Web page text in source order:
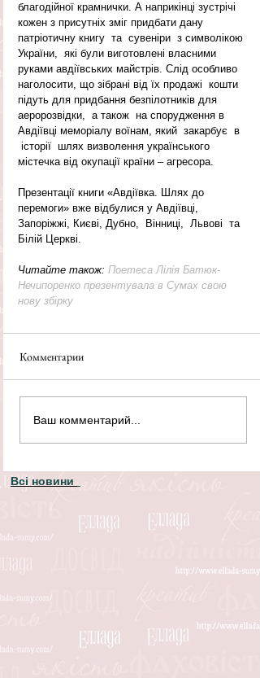
благодійної крамнички. А наприкінці зустрічі
кожен з присутніх зміг придбати дану
патріотичну книгу  та  сувеніри  з символікою
України,  які були виготовлені власними
руками авдіївських майстрів. Слід особливо
наголосити, що зібрані від їх продажі  кошти
підуть для придбання безпілотників для
аеророзвідки,  а також  на спорудження в
Авдіївці меморіалу воїнам, який  закарбує  в
історії  шлях визволення українського
містечка від окупації країни – агресора.
Презентації книги «Авдіївка. Шлях до
перемоги» вже відбулися у Авдіївці,
Запоріжжі, Києві, Дубно,  Вінниці,  Львові  та
Білій Церкві.
Читайте також: Поетеса Лілія Батюк-
Нечипоренко презентувала в Сумах свою
нову збірку
Комментарии
Ваш комментарий...
Всі новини